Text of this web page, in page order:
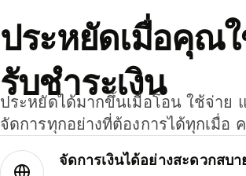
ประหยัดเมื่อคุณ
รับชำระเงิน
ประหยัดได้มากขึ้นเมื่อโอน ใช้จ่าย
จัดการทุกอย่างที่ต้องการได้ทุกเมื่อ
จัดการเงินได้อย่างสะดวกสบ